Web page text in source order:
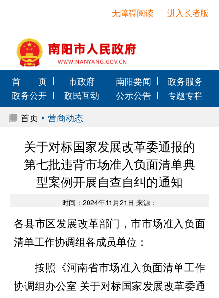
进入长者版
无障碍阅读
首 页 市政府 南阳要闻
政务服务
政务公开
政民互动 公示公告
专题专栏
首页
营商动态
关于对标国家发展改革委通报的
第七批违背市场准入负面清单典
型案例开展自查自纠的通知
时间：2024年11月21日 来源：
各县市区发展改革部门 ，市市场准入负面
清单工作协调组各成员单位：
按照《河南省市场准入负面清单工作
协调组办公室 关于对标国家发展改革委通